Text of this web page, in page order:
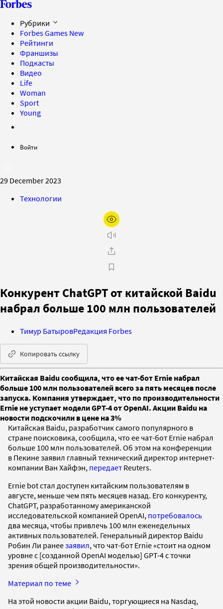
Рубрики
Forbes Games New
Рейтинги
Франшизы
Подкасты
Видео
Life
Woman
Sport
Young
Войти
29 December 2023
Технологии
Конкурент ChatGPT от китайской Baidu
набрал больше 100 млн пользователей
Тимур БатыровРедакция Forbes
Копировать ссылку
Китайская Baidu сообщила, что ее чат-бот Ernie набрал
больше 100 млн пользователей всего за пять месяцев после
запуска. Компания утверждает, что по производительности
Ernie не уступает модели GPT-4 от OpenAI. Акции Baidu на
новости подскочили в цене на 3%
Китайская Baidu, разработчик самого популярного в
стране поисковика, сообщила, что ее чат-бот Ernie набрал
больше 100 млн пользователей. Об этом на конференции
в Пекине заявил главный технический директор интернет-
компании Ван Хайфэн, передает Reuters.
Ernie bot стал доступен китайским пользователям в
августе, меньше чем пять месяцев назад. Его конкуренту,
ChatGPT, разработанному американской
исследовательской компанией OpenAI, потребовалось
два месяца, чтобы привлечь 100 млн еженедельных
активных пользователей. Генеральный директор Baidu
Робин Ли ранеезаявил, что чат-бот Ernie «стоит на одном
уровне с [созданной OpenAI моделью] GPT-4 с точки
зрения общей производительности».
Материал по теме
На этой новости акции Baidu, торгующиеся на Nasdaq,